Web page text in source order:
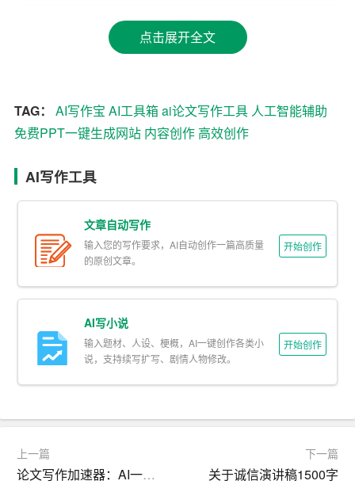
规划到初稿撰写的全方位支持，极大地减轻了创作负担，
让创意得以自由流淌。
1. 灵感激发：通过算法分析海量数据，AI写作宝能够捕捉
供源源不断的创意灵感无论是新闻报道、学术论文还是
2. 素材搜集与整理：用户只需输入关键词或简短描述，AI
写作宝便能迅速搜集相关文献、图片、视频等多种形式的
资料，并按照逻辑结构自动分类整理，大大节省了资料搜
集的时间，让创作更加聚焦核心内容。
三、高效创作，重塑内容生产流程
1. 自动撰写初稿：基于用户输入的大纲或简要说明，AI写
作宝能够自动生成初稿它不仅理解语义，更能把握文章逻
作效率，减少了重复劳动。
点击展开全文
TAG： AI写作宝 AI工具箱ai论文写作工具 人工智能辅助
免费PPT一键生成网站 内容创作 高效创作
AI写作工具
文章自动写作
输入您的写作要求，AI自动创作一篇高质量
的原创文章。
开始创作
AI写小说
输入题材、人设、梗概，AI一键创作各类小
说，支持续写扩写、剧情人物修改。
开始创作
上一篇
论文写作加速器：AI一键生成，节省时间
下一篇
关于诚信演讲稿1500字